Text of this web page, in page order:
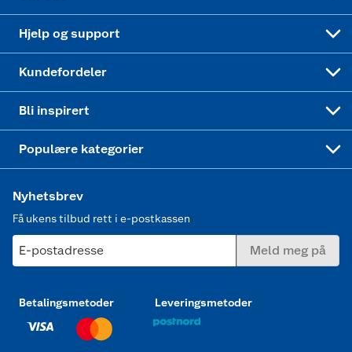
Hjelp og support
Kundefordeler
Bli inspirert
Populære kategorier
Nyhetsbrev
Få ukens tilbud rett i e-postkassen
E-postadresse Meld meg på
Betalingsmetoder Leveringsmetoder